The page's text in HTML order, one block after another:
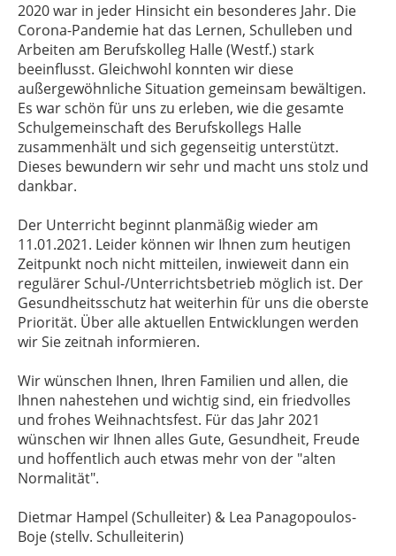
2020 war in jeder Hinsicht ein besonderes Jahr. Die
Corona-Pandemie hat das Lernen, Schulleben und
Arbeiten am Berufskolleg Halle (Westf.) stark
beeinflusst. Gleichwohl konnten wir diese
außergewöhnliche Situation gemeinsam bewältigen.
Es war schön für uns zu erleben, wie die gesamte
Schulgemeinschaft des Berufskollegs Halle
zusammenhält und sich gegenseitig unterstützt.
Dieses bewundern wir sehr und macht uns stolz und
dankbar.
Der Unterricht beginnt planmäßig wieder am
11.01.2021. Leider können wir Ihnen zum heutigen
Zeitpunkt noch nicht mitteilen, inwieweit dann ein
regulärer Schul-/Unterrichtsbetrieb möglich ist. Der
Gesundheitsschutz hat weiterhin für uns die oberste
Priorität. Über alle aktuellen Entwicklungen werden
wir Sie zeitnah informieren.
Wir wünschen Ihnen, Ihren Familien und allen, die
Ihnen nahestehen und wichtig sind, ein friedvolles
und frohes Weihnachtsfest. Für das Jahr 2021
wünschen wir Ihnen alles Gute, Gesundheit, Freude
und hoffentlich auch etwas mehr von der "alten
Normalität".
Dietmar Hampel (Schulleiter) & Lea Panagopoulos-
Boje (stellv. Schulleiterin)